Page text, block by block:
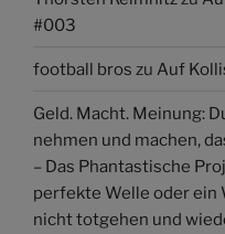
#003
football bros zu Auf
Geld. Macht. Meinung:
nehmen und machen,
– Das Phantastische
perfekte Welle oder ein
nicht totgehen und